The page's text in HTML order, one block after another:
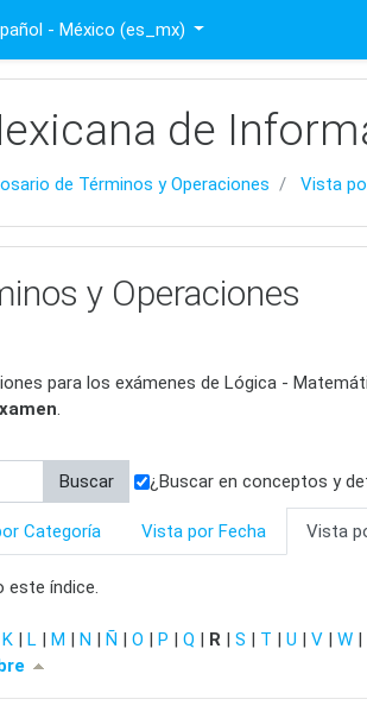
- México ‎(es_mx)‎
de
de Términos y Operaciones Vista
y Operaciones
para los exámenes de Lógica -
.
¿Buscar en conceptos y
Categoría Vista por Fecha Vista
este índice.
K | L | M | N | Ñ | O | P | Q | R | S | T | U | V | W |
(ascendente)